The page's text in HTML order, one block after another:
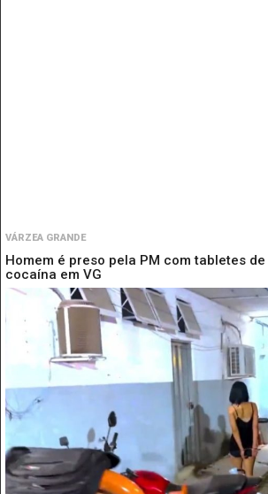
VÁRZEA GRANDE
Homem é preso pela PM com tabletes
cocaína em VG